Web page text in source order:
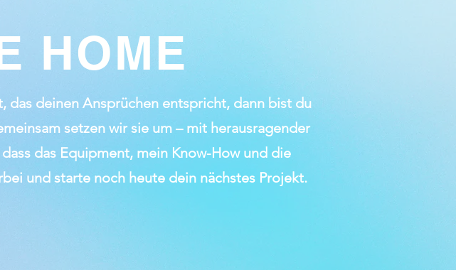
HOME
das deinen Ansprüchen entspricht, dann bist du
setzen wir sie um – mit herausragender
das Equipment, mein Know-How und die
und starte noch heute dein nächstes Projekt.